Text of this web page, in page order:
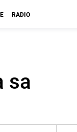
RADIO
sa